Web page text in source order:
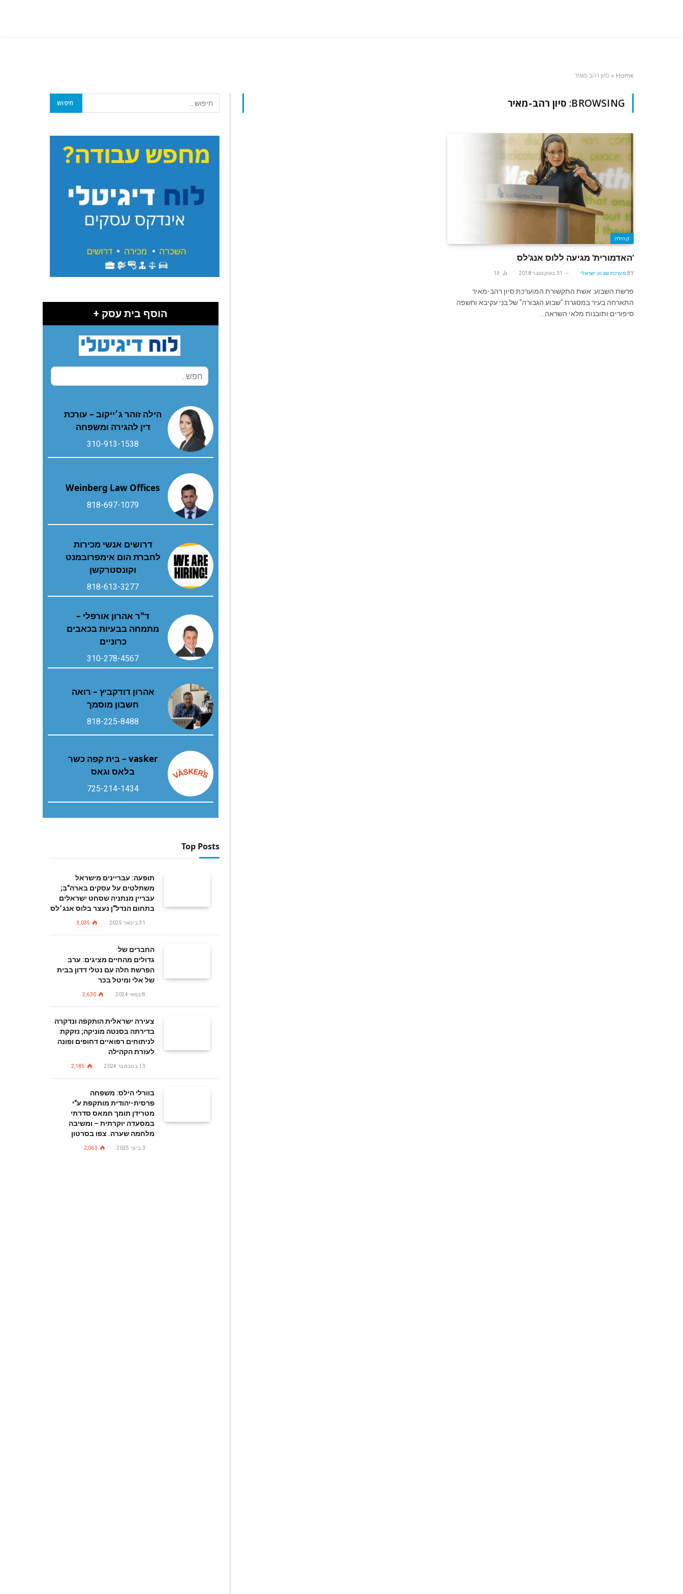
Home
» סיון רהב-מאיר
BROWSING: סיון רהב-מאיר
קהילה
'האדמורית' מגיעה ללוס אנג'לס
BY מערכת שבוע ישראלי 31 באוקטובר 2018 13
פרשת השבוע: אשת התקשורת המוערכת סיון רהב-מאיר
התארחה בעיר במסגרת "שבוע הגבורה" של בני עקיבא וחשפה
סיפורים ותובנות מלאי השראה…
הוסף בית עסק +
הילה זוהר ג׳ייקוב – עורכת
דין להגירה ומשפחה
310-913-1538
Weinberg Law Offices
818-697-1079
דרושים אנשי מכירות
לחברת הום אימפרובמנט
וקונסטרקשן
818-613-3277
ד"ר אהרון אורפלי –
מתמחה בבעיות בכאבים
כרוניים
310-278-4567
אהרון דודקביץ – רואה
חשבון מוסמך
818-225-8488
vasker – בית קפה כשר
בלאס וגאס
725-214-1434
Top Posts
תופעה: עבריינים מישראל
משתלטים על עסקים בארה"ב;
עבריין מנתניה שסחט ישראלים
בתחום הנדל"ן נעצר בלוס אנג׳לס
31 בינואר 2025 3,035
החברים של
גדולים מהחיים מציגים: ערב
הפרשת חלה עם נטלי דדון בבית
של אלי ומיטל בכר
8 במאי 2024 2,630
צעירה ישראלית הותקפה ונדקרה
בדירתה בסנטה מוניקה; נזקקת
לניתוחים רפואיים דחופים ופונה
לעזרת הקהילה
13 בנובמבר 2024 2,185
בוורלי הילס: משפחה
פרסית-יהודית מותקפת ע"י
מטרידן תומך חמאס סדרתי
במסעדה יוקרתית – ומשיבה
מלחמה שערה. צפו בסרטון
3 ביוני 2025 2,063